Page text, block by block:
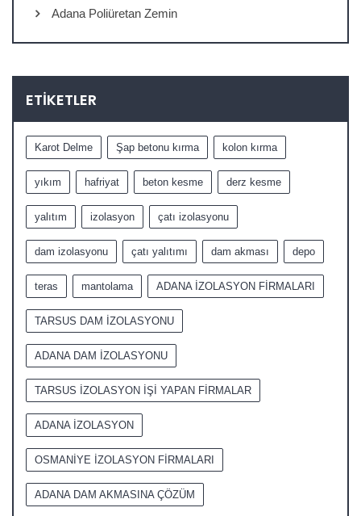
Adana Poliüretan Zemin
ETIKETLER
Karot Delme Şap betonu kırma kolon kırma
yıkım hafriyat beton kesme derz kesme
yalıtım izolasyon çatı izolasyonu
dam izolasyonu çatı yalıtımı dam akması depo
teras mantolama ADANA İZOLASYON FİRMALARI
TARSUS DAM İZOLASYONU
ADANA DAM İZOLASYONU
TARSUS İZOLASYON İŞİ YAPAN FİRMALAR
ADANA İZOLASYON
OSMANİYE İZOLASYON FİRMALARI
ADANA DAM AKMASINA ÇÖZÜM